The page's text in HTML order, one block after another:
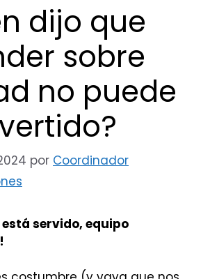
dijo que
sobre
no puede
por Coordinador
está servido, equipo